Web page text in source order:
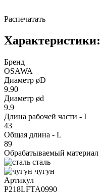
Распечатать
Характеристики:
Бренд
OSAWA
Диаметр øD
9.90
Диаметр ød
9.9
Длина рабочей части - I
43
Общая длина - L
89
Обрабатываемый материал
сталь
чугун
Артикул
P218LFTA0990